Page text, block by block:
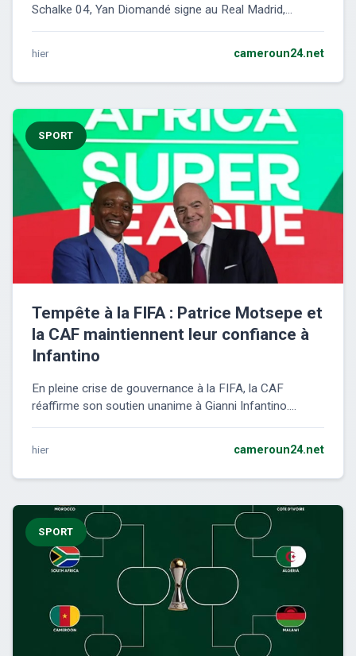
Schalke 04, Yan Diomandé signe au Real Madrid,...
hier cameroun24.net
SPORT
Tempête à la FIFA : Patrice Motsepe et
la CAF maintiennent leur confiance à
Infantino
En pleine crise de gouvernance à la FIFA, la CAF
réaffirme son soutien unanime à Gianni Infantino....
hier cameroun24.net
SPORT